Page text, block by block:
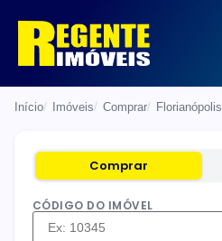
Início Imóveis Comprar Florianópolis
Comprar
CÓDIGO DO IMÓVEL